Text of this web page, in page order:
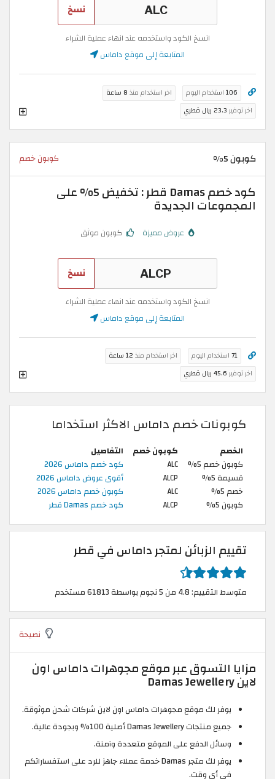
نسخ
انسخ الكود واستخدمه عند انهاء عملية الشراء
المتابعة إلى موقع داماس
106 استخدام اليوم اخر استخدام منذ 8 ساعة
اخر توفير 23.3 ريال قطري
كوبون 5% كوبون خصم
كود خصم Damas قطر : تخفيض 5% على
المجموعات الجديدة
عروض مميزة كوبون موثق
نسخ
انسخ الكود واستخدمه عند انهاء عملية الشراء
المتابعة إلى موقع داماس
71 استخدام اليوم اخر استخدام منذ 12 ساعة
اخر توفير 45.6 ريال قطري
كوبونات خصم داماس الاكثر استخداما
الخصم كوبون خصم
التفاصيل
كوبون خصم 5%
ALC
كود خصم داماس 2026
قسيمة 5%
ALCP
أقوى عروض داماس 2026
خصم 5%
ALC
كوبون خصم داماس 2026
كوبون 5%
ALCP كود خصم Damas قطر
تقييم الزبائن لمتجر داماس في قطر
متوسط التقييم: 4.8 من 5 نجوم بواسطة 61813 مستخدم
نصيحة
مزايا التسوق عبر موقع مجوهرات داماس اون
لاين Damas Jewellery
يوفر لك موقع مجوهرات داماس اون لاين شركات شحن موثوقة.
جميع منتجات Damas Jewellery أصلية 100% وبجودة عالية.
وسائل الدفع على الموقع متعددة وآمنة.
يوفر لك متجر Damas خدمة عملاء جاهز للرد على استفساراتكم
في أي وقت.